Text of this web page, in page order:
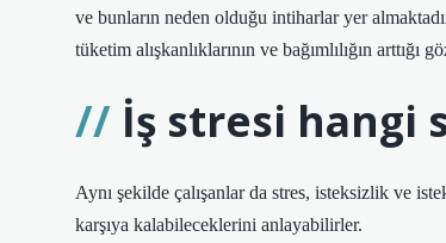
ve bunların neden olduğu intiharlar yer
tüketim alışkanlıklarının ve bağımlılığın arttığı
İş stresi hangi
Aynı şekilde çalışanlar da stres, isteksizlik ve
karşıya kalabileceklerini anlayabilirler.